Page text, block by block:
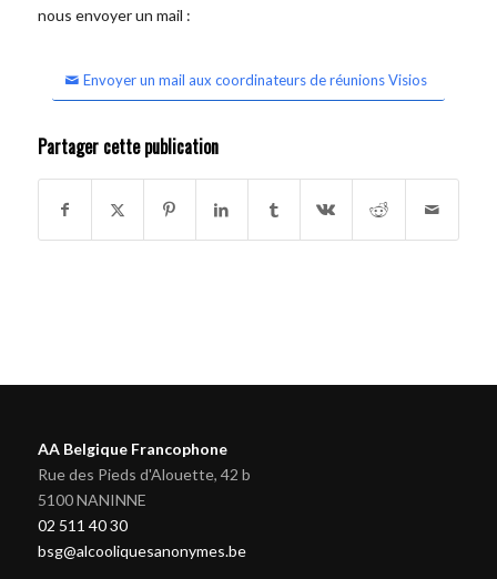
nous envoyer un mail :
Envoyer un mail aux coordinateurs de réunions Visios
Partager cette publication
AA Belgique Francophone
Rue des Pieds d'Alouette, 42 b
5100 NANINNE
02 511 40 30
bsg@alcooliquesanonymes.be